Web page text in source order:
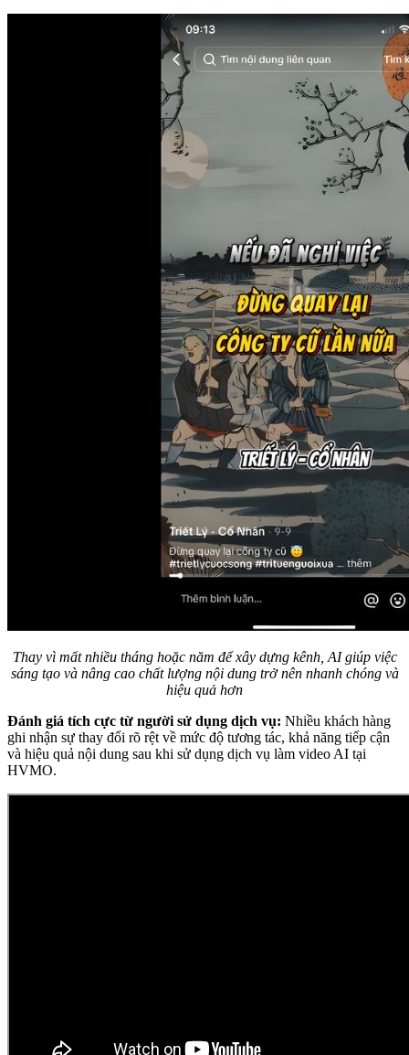
Thay vì mất nhiều tháng hoặc năm để xây dựng kênh, AI giúp việc
sáng tạo và nâng cao chất lượng nội dung trở nên nhanh chóng và
hiệu quả hơn
Đánh giá tích cực từ người sử dụng dịch vụ: Nhiều khách hàng
ghi nhận sự thay đổi rõ rệt về mức độ tương tác, khả năng tiếp cận
và hiệu quả nội dung sau khi sử dụng dịch vụ làm video AI tại
HVMO.